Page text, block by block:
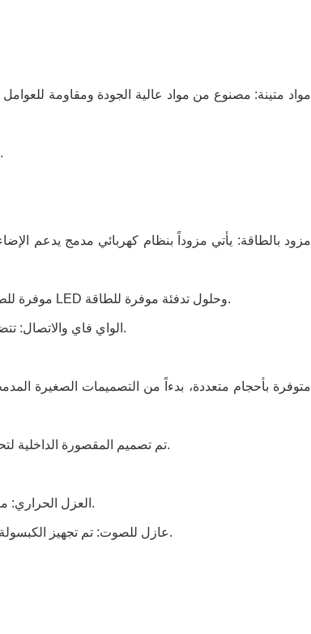
مواد متينة: مصنوع من مواد عالية الجودة ومقاومة للعوامل
تصميم صديق للبيئة: يستخدم مواد مستدامة تقلل من الأثر البيئي مع الحفاظ على المتانة.
مزود بالطاقة: يأتي مزوداً بنظام كهربائي مدمج يدعم
موفرة للطاقة: المكونات الكهربائية موفرة للطاقة، مما يضمن استهلاك أقل للطاقة. تتضمن إضاءة LED وحلول تدفئة موفرة للطاقة.
الواي فاي والاتصال: تتضمن خيارات للاتصال بالإنترنت والشبكة، مما يسهل البقاء على اتصال أثناء العمل عن بُعد.
متوفرة بأحجام متعددة، بدءاً من التصميمات الصغيرة
تم تصميم المقصورة الداخلية لتحسين المساحة، مما يوفر بيئة عمل مريحة مع مساحة كافية للمكتب والكرسي والتخزين.
العزل الحراري: مواد عزل عالية الجودة تضمن بقاء الحجرة مريحة في الطقس الحار والبارد على حد سواء.
عازل للصوت: تم تجهيز الكبسولة بمواد عازلة للصوت لحجب الضوضاء عن العالم الخارجي، مما يسمح ببيئة هادئة ومنتجة.